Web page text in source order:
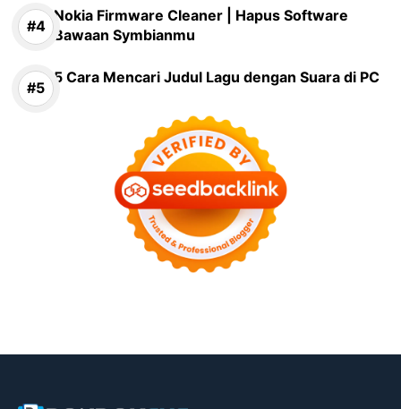
Nokia Firmware Cleaner | Hapus Software
Bawaan Symbianmu
5 Cara Mencari Judul Lagu dengan Suara di PC